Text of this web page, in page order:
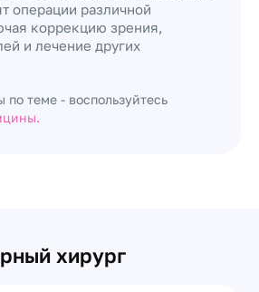
операции различной
коррекцию зрения,
и лечение других
по теме - воспользуйтесь
хирург